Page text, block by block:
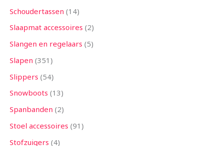
Schoudertassen 14
Slaapmat accessoires 2
Slangen en regelaars 5
Slapen 351
Slippers 54
Snowboots 13
Spanbanden 2
Stoel accessoires 91
Stofzuigers 4